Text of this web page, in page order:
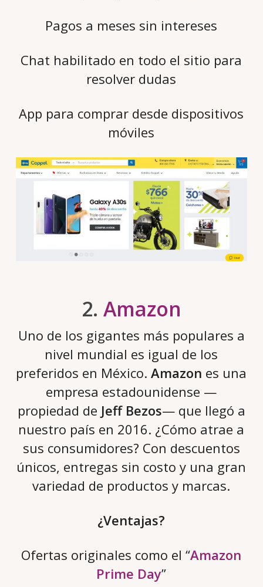
Pagos a meses sin intereses
Chat habilitado en todo el sitio para
resolver dudas
App para comprar desde dispositivos
móviles
2. Amazon
Uno de los gigantes más populares a
nivel mundial es igual de los
preferidos en México.Amazon es una
empresa estadounidense —
propiedad de Jeff Bezos— que llegó a
nuestro país en 2016. ¿Cómo atrae a
sus consumidores? Con descuentos
únicos, entregas sin costo y una gran
variedad de productos y marcas.
¿Ventajas?
Ofertas originales como el “Amazon
Prime Day”